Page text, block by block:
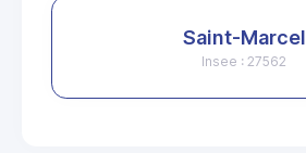
Saint-Marcel
Insee : 27562